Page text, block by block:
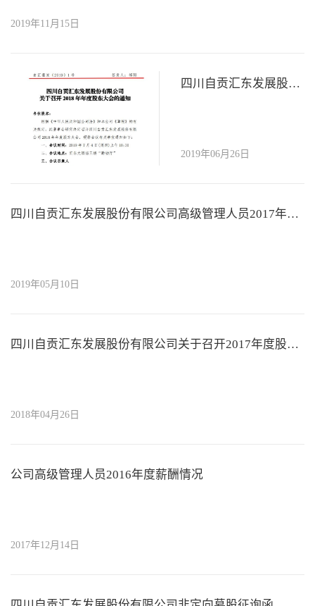
2019年11月15日
四川自贡汇东发展股份有限公司 关于召开 2018 年年度股东大会的通知
2019年06月26日
四川自贡汇东发展股份有限公司高级管理人员2017年度薪酬情况
2019年05月10日
四川自贡汇东发展股份有限公司关于召开2017年度股东会的通知
2018年04月26日
公司高级管理人员2016年度薪酬情况
2017年12月14日